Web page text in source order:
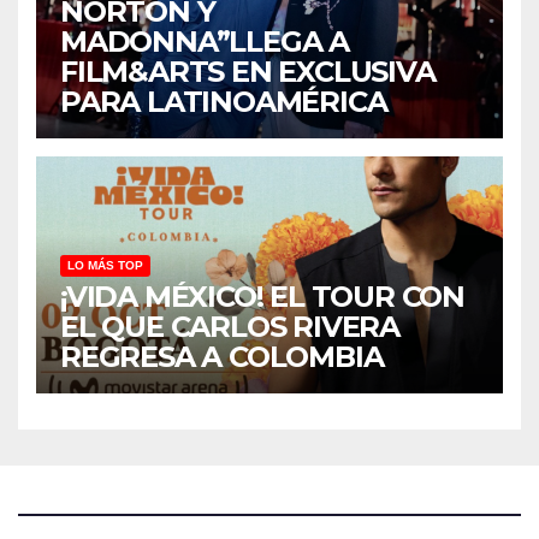
NORTON Y
MADONNA”LLEGA A
FILM&ARTS EN EXCLUSIVA
PARA LATINOAMÉRICA
LO MÁS TOP
¡VIDA MÉXICO! EL TOUR CON
EL QUE CARLOS RIVERA
REGRESA A COLOMBIA